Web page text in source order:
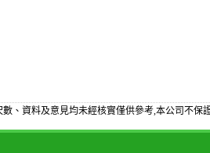
、資料及意見均未經核實僅供參考,本公司不